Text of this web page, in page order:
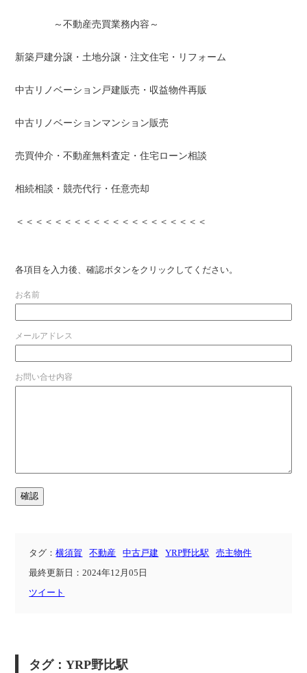
～不動産売買業務内容～
新築戸建分譲・土地分譲・注文住宅・リフォーム
中古リノベーション戸建販売・収益物件再販
中古リノベーションマンション販売
売買仲介・不動産無料査定・住宅ローン相談
相続相談・競売代行・任意売却
＜＜＜＜＜＜＜＜＜＜＜＜＜＜＜＜＜＜＜＜
各項目を入力後、確認ボタンをクリックしてください。
お名前
メールアドレス
お問い合せ内容
タグ：横須賀 不動産 中古戸建 YRP野比駅 売主物件
最終更新日：2024年12月05日
ツイート
タグ：YRP野比駅